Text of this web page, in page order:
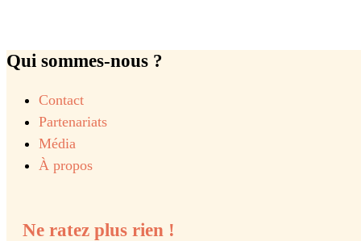
Qui sommes-nous ?
Contact
Partenariats
Média
À propos
Ne ratez plus rien !